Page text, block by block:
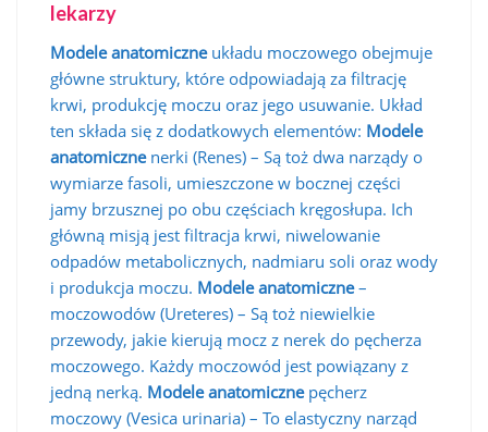
lekarzy
Modele anatomiczneukładu moczowego obejmuje
główne struktury, które odpowiadają za filtrację
krwi, produkcję moczu oraz jego usuwanie. Układ
ten składa się z dodatkowych elementów: Modele
anatomicznenerki (Renes) – Są toż dwa narządy o
wymiarze fasoli, umieszczone w bocznej części
jamy brzusznej po obu częściach kręgosłupa. Ich
główną misją jest filtracja krwi, niwelowanie
odpadów metabolicznych, nadmiaru soli oraz wody
i produkcja moczu. Modele anatomiczne–
moczowodów (Ureteres) – Są toż niewielkie
przewody, jakie kierują mocz z nerek do pęcherza
moczowego. Każdy moczowód jest powiązany z
jedną nerką. Modele anatomicznepęcherz
moczowy (Vesica urinaria) – To elastyczny narząd